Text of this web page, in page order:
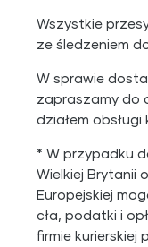
Wszystkie
ze śledzeniem
W sprawie
zapraszamy do
działem obsługi
* W przypadku
Wielkiej Brytanii
Europejskiej
cła, podatki i
firmie kurierskiej